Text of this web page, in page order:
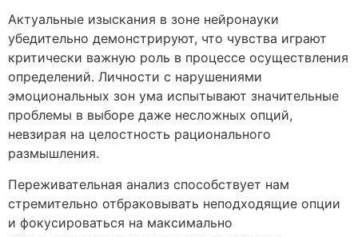
Актуальные изыскания в зоне нейронауки
убедительно демонстрируют, что чувства играют
критически важную роль в процессе осуществления
определений. Личности с нарушениями
эмоциональных зон ума испытывают значительные
проблемы в выборе даже несложных опций,
невзирая на целостность рационального
размышления.
Переживательная анализ способствует нам
стремительно отбраковывать неподходящие опции
и фокусироваться на максимально